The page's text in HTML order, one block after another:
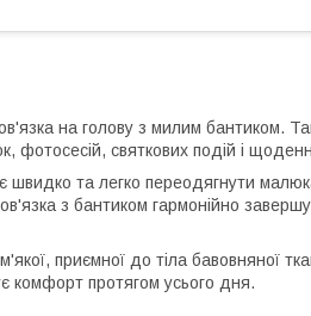
на голову з милим бантиком.
фотосесій, святкових подій і
швидко та легко переодягнути
з бантиком гармонійно
приємної до тіла бавовняної
комфорт протягом усього дня.